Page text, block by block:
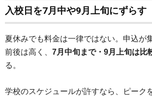
入校日を7月中や9月上旬にずらす
夏休みでも料金は一律ではない。申込が
前後は高く、 7月中旬まで・9月上旬は比
る。
学校のスケジュールが許すなら、ピーク